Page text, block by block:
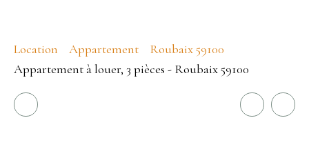
Location Appartement
Roubaix 59100
Appartement à louer, 3 pièces - Roubaix 59100